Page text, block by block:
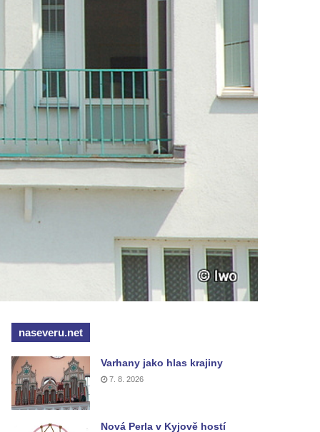
naseveru.net
Varhany jako hlas krajiny
7. 8. 2026
Nová Perla v Kyjově hostí